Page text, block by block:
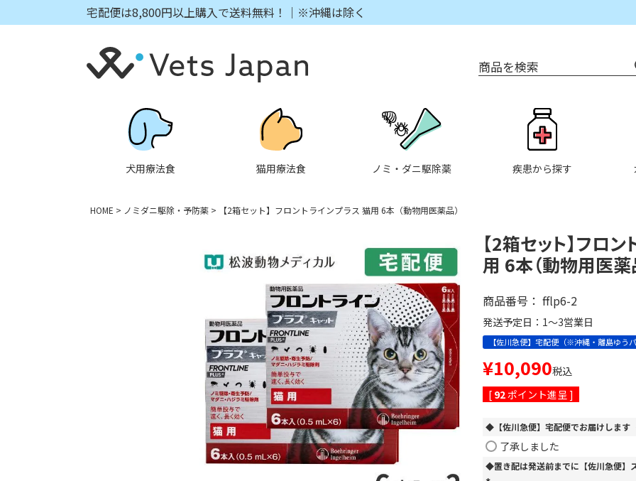
宅配便は8,800円以上購入で送料無料！｜※沖縄は除く
商品を検索
犬用療法食 猫用療法食 ノミ・ダニ駆除薬 疾患から探す
HOME ノミダニ駆除・予防薬 【2箱セット】フロントラインプラス 猫用 6本（動物用医薬品）
【2箱セット】フロ
用 6本（動物用医薬
商品番号 fflp6-2
発送予定日：1～3営業日
【佐川急便】宅配便（※沖縄・離島ゆう
¥10,090税込
[ 92ポイント進呈 ]
◆【佐川急便】宅配便でお届けしま
了承しました
◆置き配は発送前までに【佐川急便】